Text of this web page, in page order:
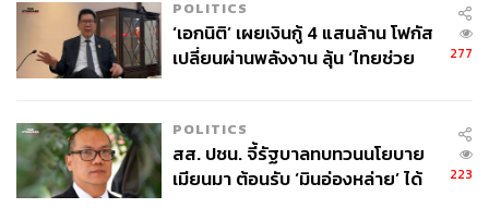
ส่วนแบ่งกำไรจากปัญหาสภาพจิต ส่งให้เขาเข้าสู่สภาวะโรค
ซึมเศร้าแบบที่ไม่รู้ตัว
ทุกข์และยามสุข ทั้งคู่ยังกลายเป็นตัวอย่างของบุคคล
LGBTQIA+ ที่เปิดเผยรสนิยมของตัวเอง และผลักดัน Gay
Rights (ในยุคที่ยังไม่มีคำว่า LGBTQIA+) ก่อตั้ง Sidaction
POLITICS
‘เอกนิติ’ เผยเงินกู้ 4 แสนล้าน โฟกัส
เปลี่ยนผ่านพลังงาน ลุ้น ‘ไทยช่วย
277
POLITICS
สส. ปชน. จี้รัฐบาลทบทวนนโยบาย
เมียนมา ต้อนรับ ‘มินอ่องหล่าย’ ได้
223